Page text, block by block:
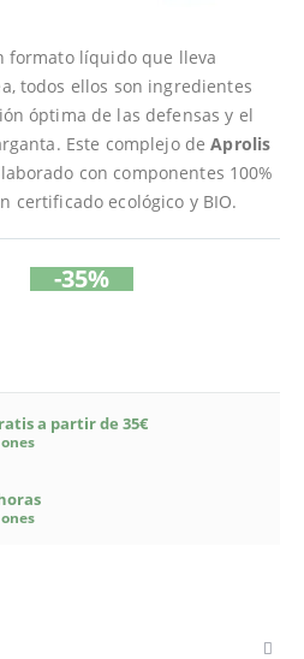
formato líquido que lleva
todos ellos son ingredientes
óptima de las defensas y el
Este complejo deAprolis
con componentes 100%
certificado ecológico y BIO.
-35%
a partir de 35€